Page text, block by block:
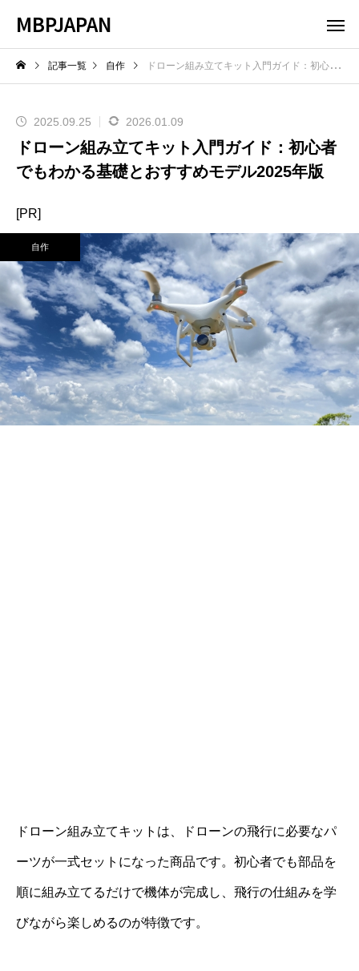
MBPJAPAN
記事一覧 自作 ドローン組み立てキット入門ガイド：初心者でもわかる基礎とおすすめモデル2025年版
2025.09.25 2026.01.09
ドローン組み立てキット入門ガイド：初心者
でもわかる基礎とおすすめモデル2025年版
[PR]
自作
ドローン組み立てキットは、ドローンの飛行に必要なパ
ーツが一式セットになった商品です。初心者でも部品を
順に組み立てるだけで機体が完成し、飛行の仕組みを学
びながら楽しめるのが特徴です。